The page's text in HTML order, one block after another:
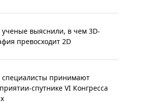
ученые выяснили, в чем 3D-
превосходит 2D
специалисты принимают
спутнике VI Конгресса